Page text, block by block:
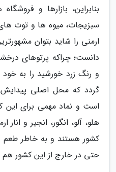
بنابراین، بازارها و
سبزیجات، میوه ها و توت
ارمنی را شاید بتوان
دانست؛ چراکه پرتوهای
و رنگ زرد خورشید را به
گردد که محل اصلی پیدایش
است و نماد مهمی برای
هلو، آلو، انگور، انجیر و
کشور هستند و به خاطر طعم
حتی در خارج از این کشور هم